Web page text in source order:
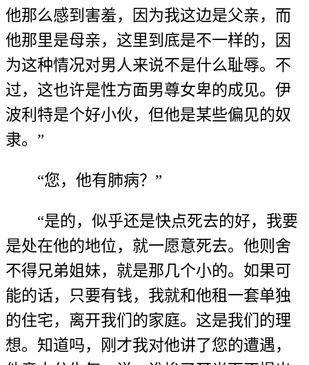
他那么感到害羞，因为我这边是父亲，而
他那里是母亲，这里到底是不一样的，因
为这种情况对男人来说不是什么耻辱。不
过，这也许是性方面男尊女卑的成见。伊
波利特是个好小伙，但他是某些偏见的奴
隶。”
“您，他有肺病？”
“是的，似乎还是快点死去的好，我要
是处在他的地位，就一愿意死去。他则舍
不得兄弟姐妹，就是那几个小的。如果可
能的话，只要有钱，我就和他租一套单独
的住宅，离开我们的家庭。这是我们的理
想。知道吗，刚才我对他讲了您的遭遇，